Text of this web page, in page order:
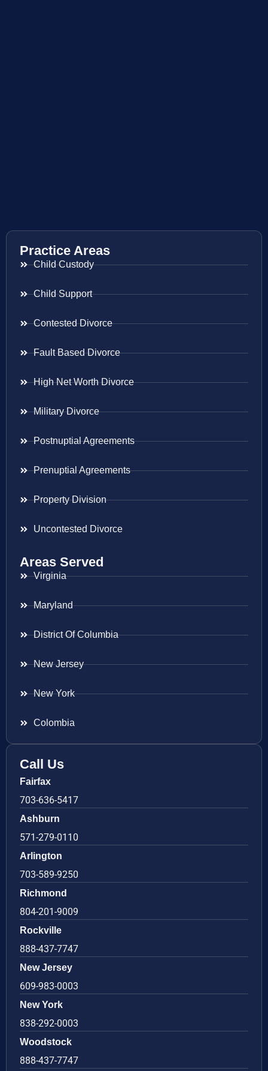
Practice Areas
Child Custody
Child Support
Contested Divorce
Fault Based Divorce
High Net Worth Divorce
Military Divorce
Postnuptial Agreements
Prenuptial Agreements
Property Division
Uncontested Divorce
Areas Served
Virginia
Maryland
District Of Columbia
New Jersey
New York
Colombia
Call Us
Fairfax
703-636-5417
Ashburn
571-279-0110
Arlington
703-589-9250
Richmond
804-201-9009
Rockville
888-437-7747
New Jersey
609-983-0003
New York
838-292-0003
Woodstock
888-437-7747